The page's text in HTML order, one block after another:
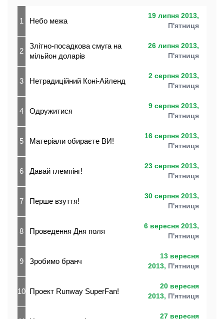
1 Небо межа
19 липня 2013,
П'ятниця
2
Злітно-посадкова смуга на
мільйон доларів
26 липня 2013,
П'ятниця
3 Нетрадиційний Коні-Айленд
2 серпня 2013,
П'ятниця
4 Одружитися
9 серпня 2013,
П'ятниця
5 Матеріали обираєте ВИ!
16 серпня 2013,
П'ятниця
6 Давай глемпінг!
23 серпня 2013,
П'ятниця
7 Перше взуття!
30 серпня 2013,
П'ятниця
8 Проведення Дня поля
6 вересня 2013,
П'ятниця
9 Зробимо бранч
13 вересня
2013, П'ятниця
10 Проект Runway SuperFan!
20 вересня
2013, П'ятниця
27 вересня